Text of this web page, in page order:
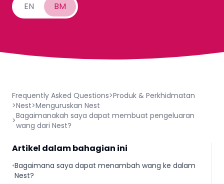
EN BM
Frequently Asked Questions>Produk & Perkhidmatan
>Nest>Menguruskan Nest
>Bagaimanakah saya dapat membuat pengeluaran
wang dari Nest?
Artikel dalam bahagian ini
•Bagaimana saya dapat menambah wang ke dalam
Nest?